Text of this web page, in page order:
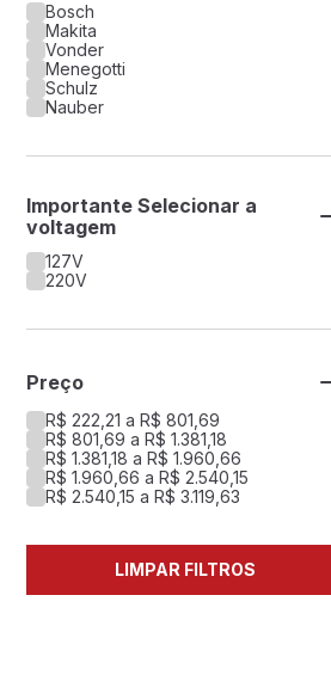
Bosch
Makita
Vonder
Menegotti
Schulz
Nauber
Importante Selecionar a
voltagem
127V
220V
Preço
R$ 222,21 a R$ 801,69
R$ 801,69 a R$ 1.381,18
R$ 1.381,18 a R$ 1.960,66
R$ 1.960,66 a R$ 2.540,15
R$ 2.540,15 a R$ 3.119,63
LIMPAR FILTROS